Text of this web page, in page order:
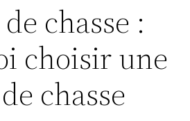
chasse :
choisir une
chasse